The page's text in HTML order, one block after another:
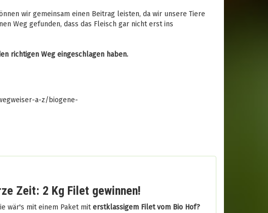
wir gemeinsam einen Beitrag leisten, da wir unsere Tiere
Weg gefunden, dass das Fleisch gar nicht erst ins
richtigen Weg eingeschlagen haben.
a-z/biogene-
Zeit: 2 Kg Filet gewinnen!
wär's mit einem Paket miterstklassigem Filet vom Bio Hof?